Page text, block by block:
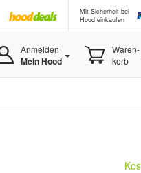
Mit Sicherheit bei
Hood einkaufen
Anmelden
Mein Hood
Waren-
korb